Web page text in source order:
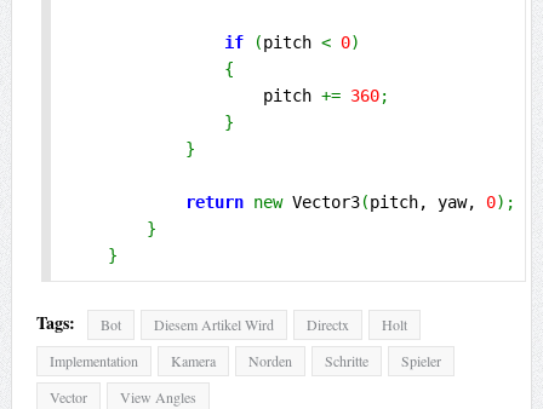
if (pitch < 0)
{
                    pitch
+= 360;
}
}
return new Vector3(pitch, yaw, 0) ;
}
}
Tags: Bot Diesem Artikel Wird Directx
Holt
Implementation
Kamera Norden Schritte
Spieler
Vector
View Angles